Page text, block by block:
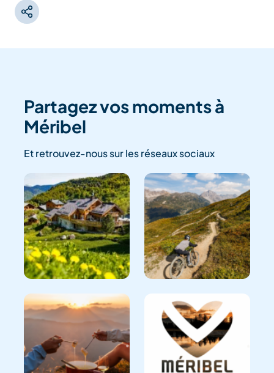
Partagez vos moments à
Méribel
Et retrouvez-nous sur les réseaux sociaux